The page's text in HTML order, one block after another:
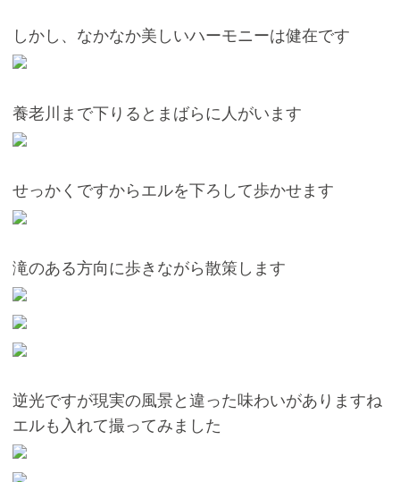
しかし、なかなか美しいハーモニーは健在です
養老川まで下りるとまばらに人がいます
せっかくですからエルを下ろして歩かせます
滝のある方向に歩きながら散策します
逆光ですが現実の風景と違った味わいがありますね
エルも入れて撮ってみました